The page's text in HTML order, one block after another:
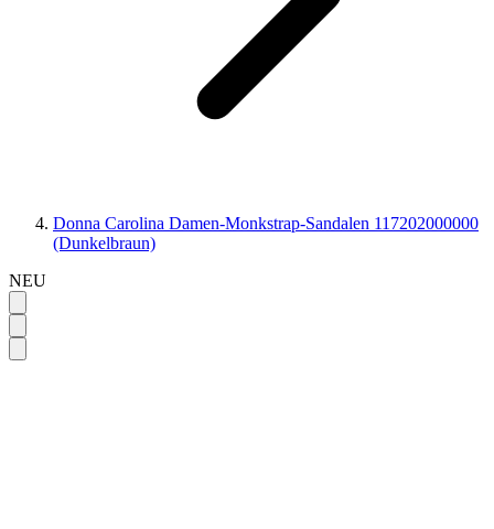
Donna Carolina Damen-Monkstrap-Sandalen 117202000000
(Dunkelbraun)
NEU